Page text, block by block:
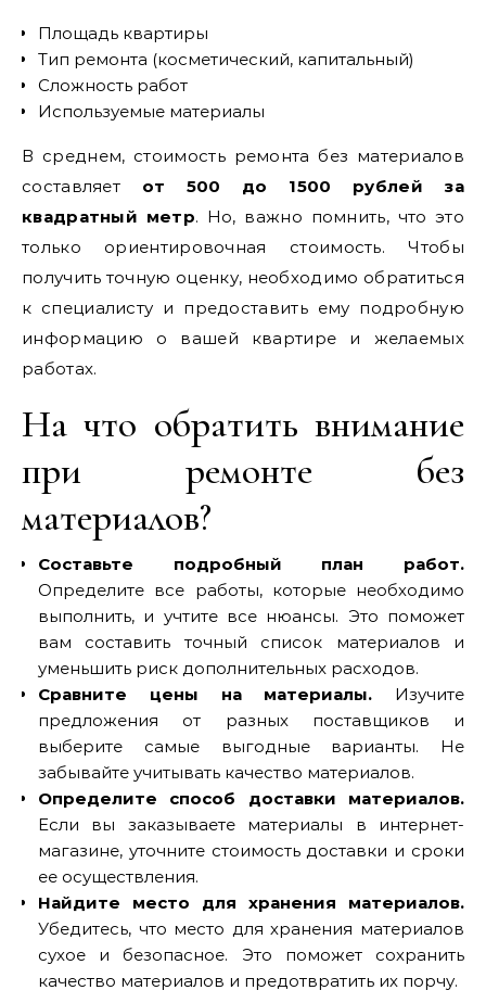
Площадь квартиры
Тип ремонта (косметический‚ капитальный)
Сложность работ
Используемые материалы
В среднем‚ стоимость ремонта без материалов
составляет от 500 до 1500 рублей за
квадратный метр. Но‚ важно помнить‚ что это
только ориентировочная стоимость. Чтобы
получить точную оценку‚ необходимо обратиться
к специалисту и предоставить ему подробную
информацию о вашей квартире и желаемых
работах.
На что обратить внимание
при ремонте без
материалов?
Составьте подробный план работ.
Определите все работы‚ которые необходимо
выполнить‚ и учтите все нюансы. Это поможет
вам составить точный список материалов и
уменьшить риск дополнительных расходов.
Сравните цены на материалы. Изучите
предложения от разных поставщиков и
выберите самые выгодные варианты. Не
забывайте учитывать качество материалов.
Определите способ доставки материалов.
Если вы заказываете материалы в интернет-
магазине‚ уточните стоимость доставки и сроки
ее осуществления.
Найдите место для хранения материалов.
Убедитесь‚ что место для хранения материалов
сухое и безопасное. Это поможет сохранить
качество материалов и предотвратить их порчу.